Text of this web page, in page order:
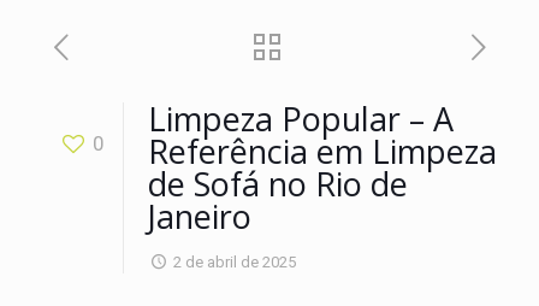
0
Limpeza Popular – A
Referência em Limpeza
de Sofá no Rio de
Janeiro
2 de abril de 2025